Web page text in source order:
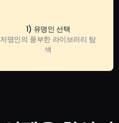
1) 유명인 선택
저명인의 풍부한 라이브러리 탐
색